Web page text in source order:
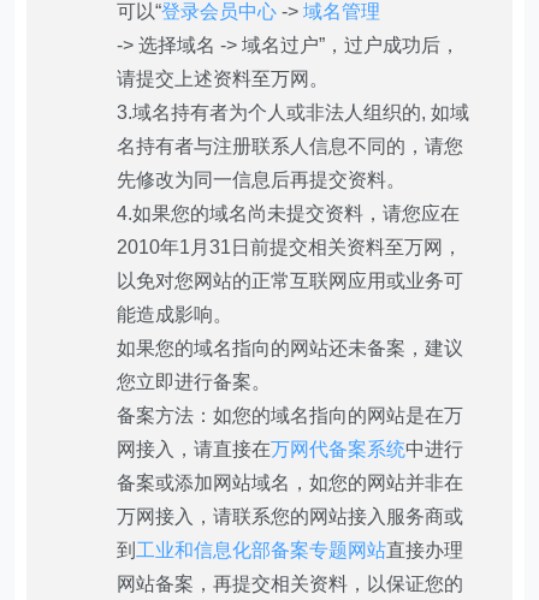
可以“登录会员中心 ->域名管理
-> 选择域名 -> 域名过户”，过户成功后，
请提交上述资料至万网。
3.域名持有者为个人或非法人组织的, 如域
名持有者与注册联系人信息不同的，请您
先修改为同一信息后再提交资料。
4.如果您的域名尚未提交资料，请您应在
2010年1月31日前提交相关资料至万网，
以免对您网站的正常互联网应用或业务可
能造成影响。
如果您的域名指向的网站还未备案，建议
您立即进行备案。
备案方法：如您的域名指向的网站是在万
网接入，请直接在万网代备案系统中进行
备案或添加网站域名，如您的网站并非在
万网接入，请联系您的网站接入服务商或
到 工业和信息化部备案专题网站直接办理
网站备案，再提交相关资料，以保证您的